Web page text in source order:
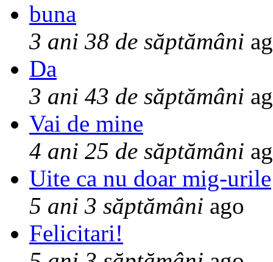
buna
3 ani 38 de săptămâni
Da
3 ani 43 de săptămâni
Vai de mine
4 ani 25 de săptămâni
Uite ca nu doar mig-urile
5 ani 3 săptămâni ago
Felicitari!